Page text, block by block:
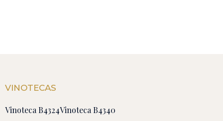
VINOTECAS
Vinoteca B4324Vinoteca B4340